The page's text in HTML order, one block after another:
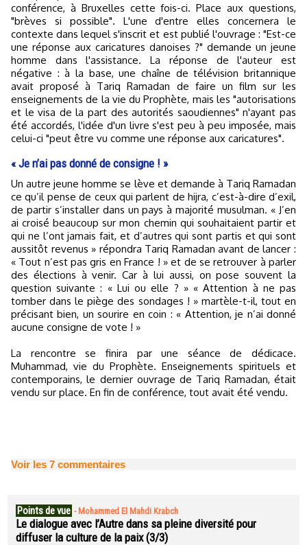
conférence, à Bruxelles cette fois-ci. Place aux questions,
"brèves si possible". L'une d'entre elles concernera le
contexte dans lequel s'inscrit et est publié l'ouvrage : "Est-ce
une réponse aux caricatures danoises ?" demande un jeune
homme dans l'assistance. La réponse de l'auteur est
négative : à la base, une chaîne de télévision britannique
avait proposé à Tariq Ramadan de faire un film sur les
enseignements de la vie du Prophète, mais les "autorisations
et le visa de la part des autorités saoudiennes" n'ayant pas
été accordés, l'idée d'un livre s'est peu à peu imposée, mais
celui-ci "peut être vu comme une réponse aux caricatures".
« Je n’ai pas donné de consigne ! »
Un autre jeune homme se lève et demande à Tariq Ramadan
ce qu’il pense de ceux qui parlent de hijra, c’est-à-dire d’exil,
de partir s’installer dans un pays à majorité musulman. « J’en
ai croisé beaucoup sur mon chemin qui souhaitaient partir et
qui ne l’ont jamais fait, et d’autres qui sont partis et qui sont
aussitôt revenus » répondra Tariq Ramadan avant de lancer :
« Tout n’est pas gris en France ! » et de se retrouver à parler
des élections à venir. Car à lui aussi, on pose souvent la
question suivante : « Lui ou elle ? » « Attention à ne pas
tomber dans le piège des sondages ! » martèle-t-il, tout en
précisant bien, un sourire en coin : « Attention, je n’ai donné
aucune consigne de vote ! »
La rencontre se finira par une séance de dédicace.
Muhammad, vie du Prophète. Enseignements spirituels et
contemporains, le dernier ouvrage de Tariq Ramadan, était
vendu sur place. En fin de conférence, tout avait été vendu.
Voir les 7 commentaires
Points de vue - Mohammed El Mahdi Krabch
Le dialogue avec l’Autre dans sa pleine diversité pour
diffuser la culture de la paix (3/3)